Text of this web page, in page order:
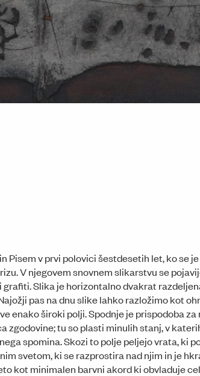
Pisem v prvi polovici šestdesetih let, ko se
V njegovem snovnem slikarstvu se
Slika je horizontalno dvakrat
pas na dnu slike lahko razložimo kot
enako široki polji. Spodnje je prispodoba
zgodovine; tu so plasti minulih stanj, v
spomina. Skozi to polje peljejo vrata, ki
svetom, ki se razprostira nad njim in je
kot minimalen barvni akord ki obvladuje